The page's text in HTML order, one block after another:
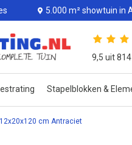
5.000 m² showtuin in
9,5 uit
Stapelblokken &
cm Antraciet